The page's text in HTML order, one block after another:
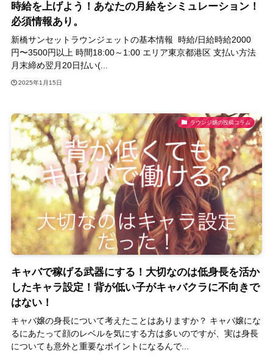
時給を上げよう！あなたの月給をシミュレーション！
必須情報あり。
新橋サンセットラウンジェットの基本情報 時給/日給時給2000
円〜3500円以上 時間18:00～1:00 エリア東京都港区 支払い方法
月末締め翌月20日払い(...
2025年1月15日
ラウンジ嬢の投稿コラム
キャバで稼げる武器にする！大切なのは低身長を活か
したキャラ設定！背が低い子がキャバクラに不向きで
はない！
キャバ嬢の身長について考えたことはありますか？ キャバ嬢にな
るにあたって顔のレベルを気にする方は多いのですが、実は身長
についても意外と重要なポイントになるんで...